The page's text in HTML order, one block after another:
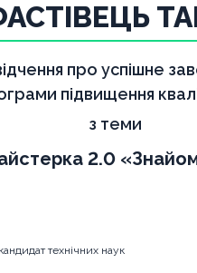
про успішне
підвищення
з теми
2.0
технічних наук